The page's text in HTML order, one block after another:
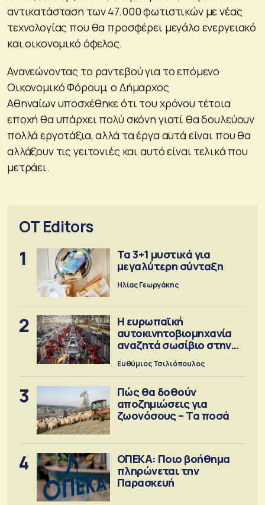
αντικατάσταση των 47.000 φωτιστικών με νέας
τεχνολογίας που θα προσφέρει μεγάλο ενεργειακό
και οικονομικό όφελος.
Ανανεώνοντας το ραντεβού για το επόμενο
Οικονομικό Φόρουμ, ο Δήμαρχος
Αθηναίων υποσχέθηκε ότι του χρόνου τέτοια
εποχή θα υπάρχει πολύ σκόνη γιατί θα δουλεύουν
πολλά εργοτάξια, αλλά τα έργα αυτά είναι που θα
αλλάξουν τις γειτονιές και αυτό είναι τελικά που
μετράει.
OT Editors
1
Τα 3+1 μυστικά για
μεγαλύτερη σύνταξη
Ηλίας Γεωργάκης
2
Η ευρωπαϊκή
αυτοκινητοβιομηχανία
αναζητά σωσίβιο στην
Κίνα
Ευθύμιος Τσιλιόπουλος
3
Πώς θα δοθούν
αποζημιώσεις για
ζωονόσους – Τα ποσά
4
ΟΠΕΚΑ: Ποιο βοήθημα
πληρώνεται την
Παρασκευή